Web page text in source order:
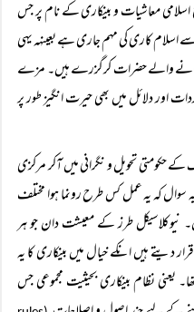
معاشیات و بینکاری کے نام پر جس
کاری کی مہم جاری ہے بعینہہ یہی
لگانے والے حضرات کرگزرے ہیں۔ مزے
اور دلائل میں بھی حیرت انگیز طور پر
کے حکومتی تحویل و نگرانی میں آکر مرکزی
کہ یہ عمل کس طرح رونما ہوا مختلف
طرز کے معیشت دان جو ہر
قرار دیتے ہیں انکے خیال میں بینکاری کا یہ
یعنی نظام بینکاری بحیثیت مجموعی جس